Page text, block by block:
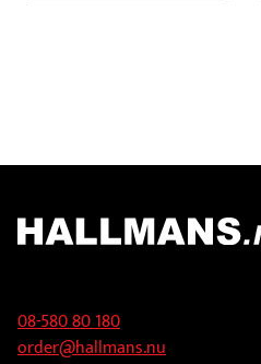
08-580 80 180
order@hallmans.nu